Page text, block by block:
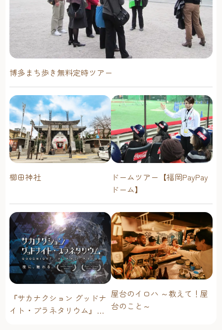
博多まち歩き無料定時ツアー
櫛田神社
ドームツアー【福岡PayPay
ドーム】
『サカナクション グッドナ
イト・プラネタリウム』が
屋台のイロハ ～教えて！屋
台のこと～